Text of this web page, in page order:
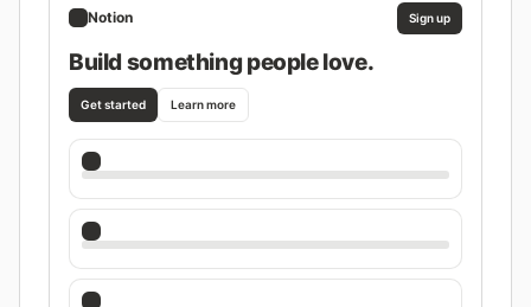
Notion Sign up
Build something people love.
Get started Learn more